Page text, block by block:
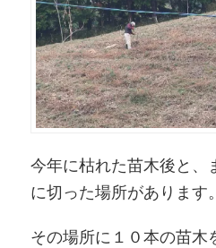
今年に枯れた苗木後と、
に切った場所があります。
その場所に１０本の苗木